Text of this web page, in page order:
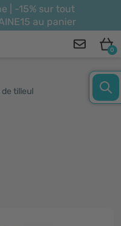
| -15% sur tout
au panier
0
de tilleul